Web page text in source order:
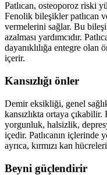
Patlıcan, osteoporoz riski
Fenolik bileşikler patlıcan
vermelerini sağlar. Bu
azalması yardımcıdır.
dayanıklılığa entegre
içerir.
Kansızlığı önler
Demir eksikliği, genel
kansızlıkta ortaya çıkabilir.
yorgunluk, halsizlik,
içedir. Patlıcanın içlerinde
ayrıca, kırmızı kan
Beyni güçlendirir